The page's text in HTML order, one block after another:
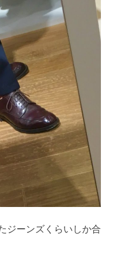
ジーンズくらいしか合